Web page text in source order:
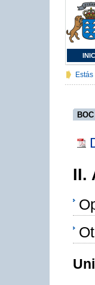
II.